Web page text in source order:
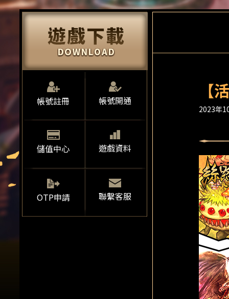
帳號註冊 帳號開通
儲值中心 遊戲資料
OTP申請 聯繫客服
【
2023年